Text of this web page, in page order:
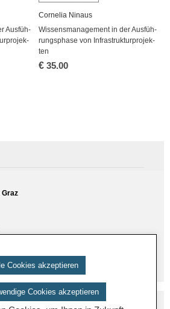
Aus­füh­
Cor­ne­lia Ninaus
Wis­sens­ma­nage­ment in der Aus­füh­
rungs­pha­se von In­fra­struk­tur­pro­jek­
ten
€35.00
Cookies akzeptieren
Cookies akzeptieren